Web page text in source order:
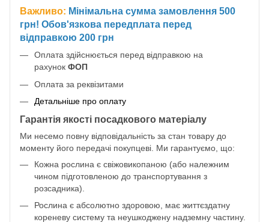
Важливо: Мінімальна сумма замовлення 500
грн! Обов'язкова передплата перед
відправкою 200 грн
Оплата здійснюється перед відправкою на
рахунок ФОП
Оплата за реквізитами
Детальніше про оплату
Гарантія якості посадкового матеріалу
Ми несемо повну відповідальність за стан товару до
моменту його передачі покупцеві. Ми гарантуємо, що:
Кожна рослина є свіжовикопаною (або належним
чином підготовленою до транспортування з
розсадника).
Рослина є абсолютно здоровою, має життєздатну
кореневу систему та неушкоджену надземну частину.